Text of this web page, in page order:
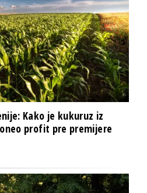
Kako je kukuruz iz
profit pre premijere